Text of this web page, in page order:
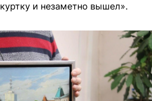
и незаметно вышел».